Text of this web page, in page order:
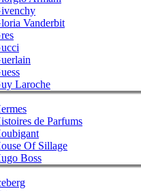
Vanderbit
Laroche
de Parfums
Of Sillage
Boss